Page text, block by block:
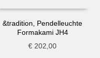
&tradition, Pendelleuchte
Formakami JH4
€ 202,00